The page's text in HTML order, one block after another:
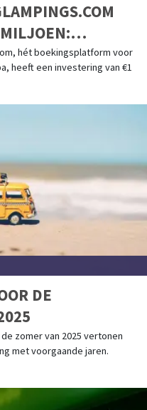
/ ALBELLI
hét boekingsplatform voor
heeft een investering van €1
DE
zomer van 2025 vertonen
met voorgaande jaren.